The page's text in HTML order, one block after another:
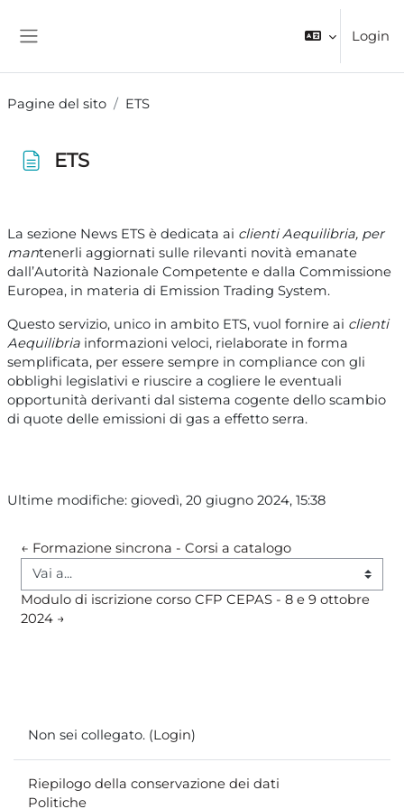
Login
Pagine del sito ETS
ETS
La sezione News ETS è dedicata ai clienti Aequilibria, per
mantenerli aggiornati sulle rilevanti novità emanate
dall’Autorità Nazionale Competente e dalla Commissione
Europea, in materia di Emission Trading System.
Questo servizio, unico in ambito ETS, vuol fornire ai clienti
Aequilibria informazioni veloci, rielaborate in forma
semplificata, per essere sempre in compliance con gli
obblighi legislativi e riuscire a cogliere le eventuali
opportunità derivanti dal sistema cogente dello scambio
di quote delle emissioni di gas a effetto serra.
Ultime modifiche: giovedì, 20 giugno 2024, 15:38
← Formazione sincrona - Corsi a catalogo
Vai a...
Modulo di iscrizione corso CFP CEPAS - 8 e 9 ottobre
2024 →
Non sei collegato. (Login)
Riepilogo della conservazione dei dati
Politiche